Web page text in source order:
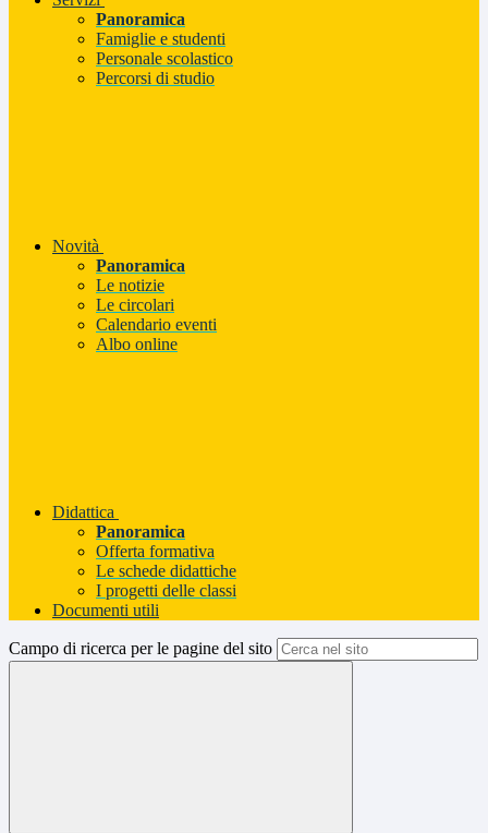
Panoramica
Famiglie e studenti
Personale scolastico
Percorsi di studio
Novità
Panoramica
Le notizie
Le circolari
Calendario eventi
Albo online
Didattica
Panoramica
Offerta formativa
Le schede didattiche
I progetti delle classi
Documenti utili
Campo di ricerca per le pagine del sito